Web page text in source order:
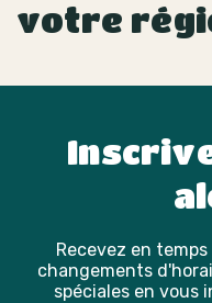
votre
Recevez en
changements
spéciales en